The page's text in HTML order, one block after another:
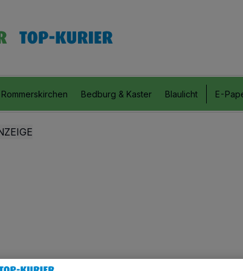
Rommerskirchen Bedburg & Kaster Blaulicht E-